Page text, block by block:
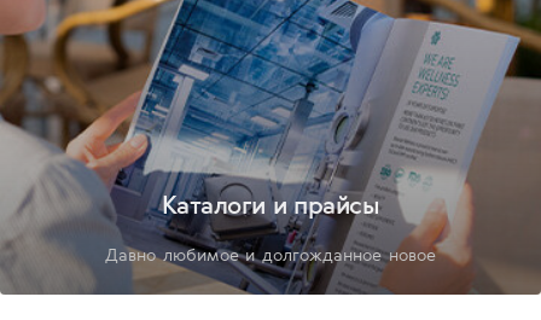
Каталоги и прайсы
Давно любимое и долгожданное новое